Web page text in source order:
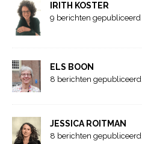
IRITH KOSTER
9 berichten gepubliceerd
ELS BOON
8 berichten gepubliceerd
JESSICA ROITMAN
8 berichten gepubliceerd